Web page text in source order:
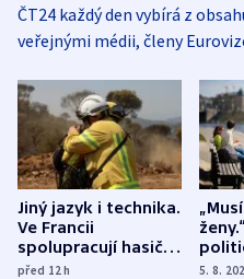
ČT24 každý den vybírá z
veřejnými médii, členy
Jiný jazyk i technika.
Ve Francii
spolupracují hasiči z
různých zemí
před 12h 5. 8.